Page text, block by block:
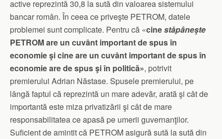
active reprezintă 30,8 la sută din valoarea sistemului
bancar român. În ceea ce priveşte PETROM, datele
problemei sunt complicate. Pentru că «cinestăpâneşte
PETROM are un cuvânt important de spus în
economie şi cine are un cuvânt important de spus în
economie are de spus şi în politică», potrivit
premierului Adrian Năstase. Spusele premierului, pe
lângă faptul că reprezintă un mare adevăr, arată şi cât de
importantă este miza privatizării şi cât de mare
responsabilitatea ce apasă pe umerii guvernanţilor.
Suficient de amintit că PETROM asigură sută la sută din